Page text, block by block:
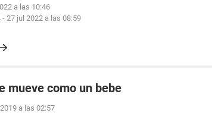
a las 10:46
- 27 jul 2022 a las 08:59
mueve como un bebe
a las 02:57